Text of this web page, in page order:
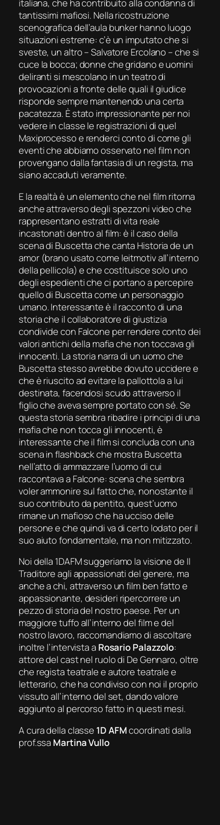
italiana, che ha contribuito alla condanna di
tantissimi mafiosi. Nella ricostruzione
scenografica dell’aula bunker hanno luogo
situazioni estreme: c’è un imputato che si
sveste, un altro – Salvatore Ercolano – che si
cuce la bocca; donne che gridano e uomini
deliranti si mescolano in un teatro di
provocazioni a fronte delle quali il giudice
risponde sempre mantenendo una certa
pacatezza. È stato impressionante per noi
vedere in classe le registrazioni di quel
Maxiprocesso e renderci conto di come gli
eventi che abbiamo osservato nel film non
provengano dalla fantasia di un regista, ma
siano accaduti veramente.
E la realtà è un elemento che nel film ritorna
anche attraverso degli spezzoni video che
rappresentano estratti di vita reale
incastonati dentro al film: è il caso della
scena di Buscetta che canta Historia de un
amor (brano usato come leitmotiv all’interno
della pellicola) e che costituisce solo uno
degli espedienti che ci portano a percepire
quello di Buscetta come un personaggio
umano. Interessante è il racconto di una
storia che il collaboratore di giustizia
condivide con Falcone per rendere conto dei
valori antichi della mafia che non toccava gli
innocenti. La storia narra di un uomo che
Buscetta stesso avrebbe dovuto uccidere e
che è riuscito ad evitare la pallottola a lui
destinata, facendosi scudo attraverso il
figlio che aveva sempre portato con sé. Se
questa storia sembra ribadire i principi di una
mafia che non tocca gli innocenti, è
interessante che il film si concluda con una
scena in flashback che mostra Buscetta
nell’atto di ammazzare l’uomo di cui
raccontava a Falcone: scena che sembra
voler ammonire sul fatto che, nonostante il
suo contributo da pentito, quest’uomo
rimane un mafioso che ha ucciso delle
persone e che quindi va di certo lodato per il
suo aiuto fondamentale, ma non mitizzato.
Noi della 1DAFM suggeriamo la visione de Il
Traditore agli appassionati del genere, ma
anche a chi, attraverso un film ben fatto e
appassionante, desideri ripercorrere un
pezzo di storia del nostro paese. Per un
maggiore tuffo all’interno del film e del
nostro lavoro, raccomandiamo di ascoltare
inoltre l’intervista a Rosario Palazzolo:
attore del cast nel ruolo di De Gennaro, oltre
che regista teatrale e autore teatrale e
letterario, che ha condiviso con noi il proprio
vissuto all’interno del set, dando valore
aggiunto al percorso fatto in questi mesi.
A cura della classe 1D AFMcoordinati dalla
prof.ssa Martina Vullo